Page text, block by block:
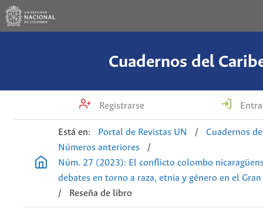
Cuadernos del
Registrarse
Está en: Portal de Revistas UN /
Cuadernos
Números anteriores
/
Núm. 27 (2023): El conflicto colombo
debates en torno a raza, etnia y género en el Gran
/
Reseña de libro